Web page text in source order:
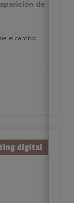
de
el cambio
digital